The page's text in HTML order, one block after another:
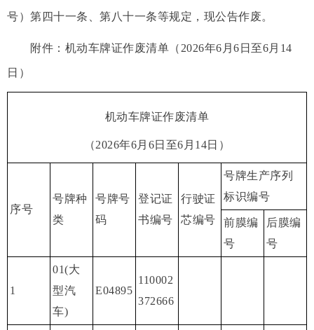
号）第四十一条、第八十一条等规定，现公告作废。
附件：机动车牌证作废清单（2026年6月6日至6月14
日）
机动车牌证作废清单
（2026年6月6日至6月14日）
序号
号牌种
类
号牌号
码
登记证
书编号
行驶证
芯编号
号牌生产序列
标识编号
前膜编
号
后膜编
号
1
01(大
型汽
车)
E04895
110002
372666